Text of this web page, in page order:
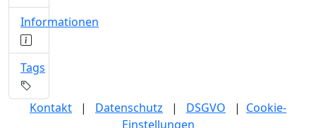
Informationen
Tags
Kontakt | Datenschutz | DSGVO | Cookie-
Einstellungen